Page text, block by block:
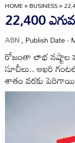
HOME»BUSINESS»
22,400
ABN, Publish Date -
రోజంతా లాభ నష్టాల
సూచీలు.. ఆఖరి
శాతం వరకు పెరిగాయి.